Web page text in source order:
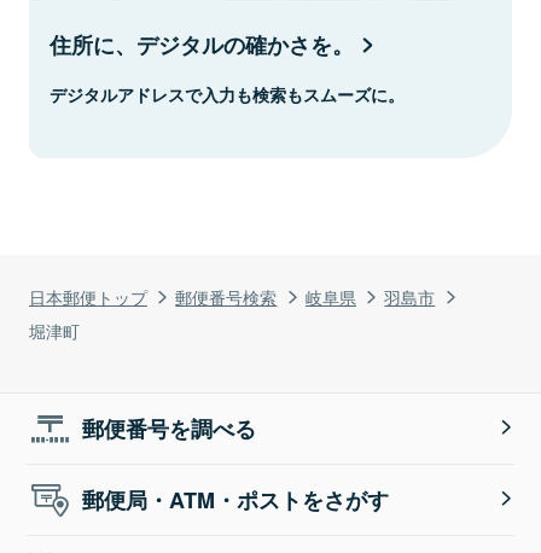
日本郵便トップ 郵便番号検索 岐阜県
羽島市
堀津町
住所に、デジタルの確かさを。
デジタルアドレスで入力も検索もスムーズに。
郵便番号を調べる
郵便局・ATM・ポストをさがす